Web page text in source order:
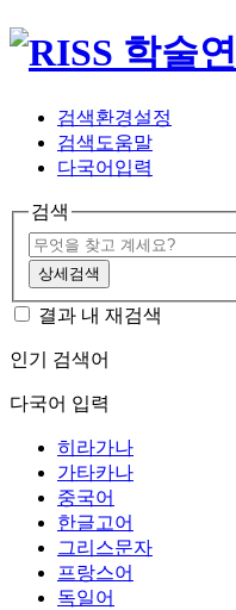
검색환경설정
검색도움말
다국어입력
검색
상세검색
결과 내 재검색
인기 검색어
다국어 입력
히라가나
가타카나
중국어
한글고어
그리스문자
프랑스어
독일어